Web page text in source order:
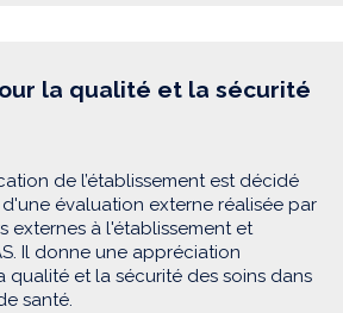
la qualité et la sécurité
de l’établissement est décidé
d'une évaluation externe réalisée par
externes à l'établissement et
Il donne une appréciation
qualité et la sécurité des soins dans
santé.